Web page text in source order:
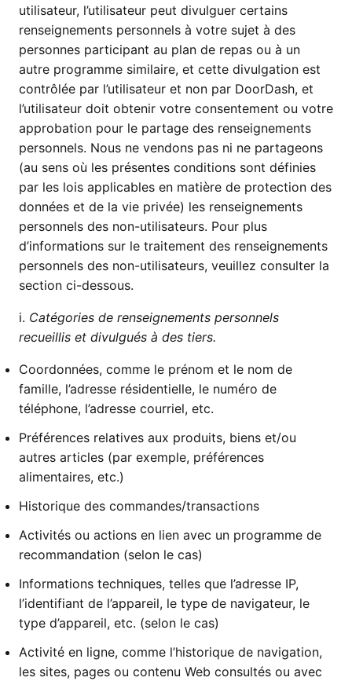
utilisateur, l’utilisateur peut divulguer certains
renseignements personnels à votre sujet à des
personnes participant au plan de repas ou à un
autre programme similaire, et cette divulgation est
contrôlée par l’utilisateur et non par DoorDash, et
l’utilisateur doit obtenir votre consentement ou votre
approbation pour le partage des renseignements
personnels. Nous ne vendons pas ni ne partageons
(au sens où les présentes conditions sont définies
par les lois applicables en matière de protection des
données et de la vie privée) les renseignements
personnels des non-utilisateurs. Pour plus
d’informations sur le traitement des renseignements
personnels des non-utilisateurs, veuillez consulter la
section ci-dessous.
i. Catégories de renseignements personnels
recueillis et divulgués à des tiers.
Coordonnées, comme le prénom et le nom de
famille, l’adresse résidentielle, le numéro de
téléphone, l’adresse courriel, etc.
Préférences relatives aux produits, biens et/ou
autres articles (par exemple, préférences
alimentaires, etc.)
Historique des commandes/transactions
Activités ou actions en lien avec un programme de
recommandation (selon le cas)
Informations techniques, telles que l’adresse IP,
l’identifiant de l’appareil, le type de navigateur, le
type d’appareil, etc. (selon le cas)
Activité en ligne, comme l’historique de navigation,
les sites, pages ou contenu Web consultés ou avec